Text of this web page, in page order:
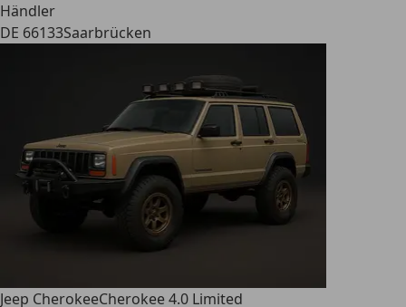
Händler
DE 66133Saarbrücken
Jeep CherokeeCherokee 4.0 Limited